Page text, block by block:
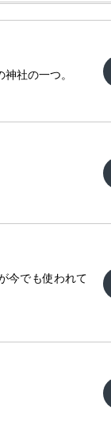
社の一つ。
今でも使われて